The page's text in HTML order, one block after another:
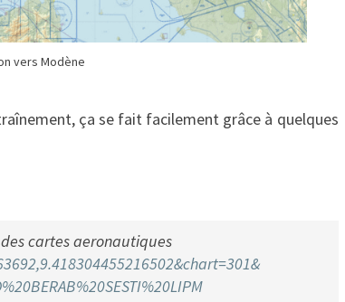
vers Modène
ça se fait facilement grâce à quelques
cartes aeronautiques
418304455216502&chart=301&